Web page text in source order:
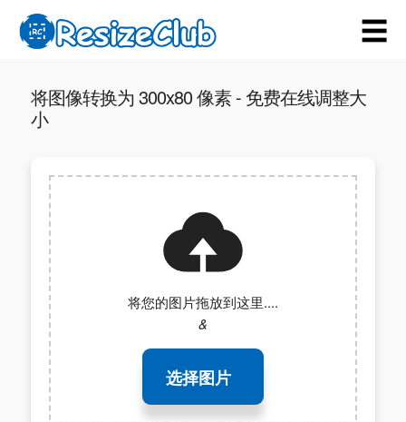
☰
将图像转换为 300x80 像素 - 免费在线调整大
小
将您的图片拖放到这里....
&
选择图片